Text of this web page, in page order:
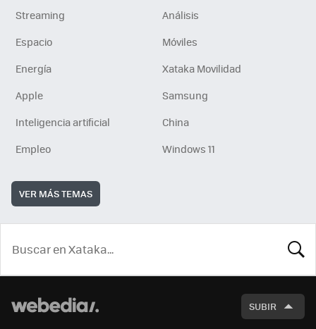
Streaming
Análisis
Espacio
Móviles
Energía
Xataka Movilidad
Apple
Samsung
Inteligencia artificial
China
Empleo
Windows 11
VER MÁS TEMAS
SUBIR